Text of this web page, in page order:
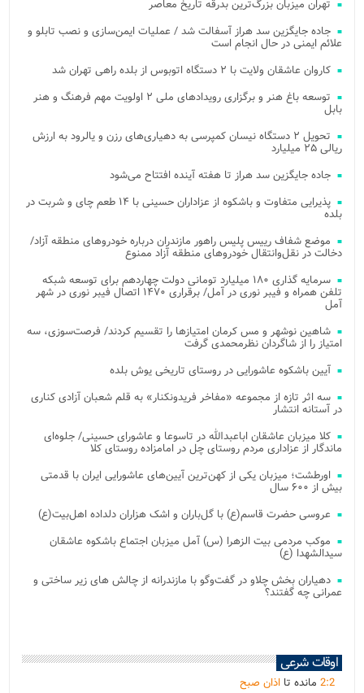
تهران میزبان بزرگ‌ترین بدرقه تاریخ معاصر
جاده جایگزین سد هراز آسفالت شد / عملیات ایمن‌سازی و نصب تابلو و
علائم ایمنی در حال انجام است
کاروان عاشقان ولایت با ۲ دستگاه اتوبوس از بلده راهی تهران شد
توسعه باغ هنر و برگزاری رویدادهای ملی ۲ اولویت مهم فرهنگ و هنر
بابل
تحویل ۲ دستگاه نیسان کمپرسی به دهیاری‌های رزن و یالرود به ارزش
ریالی ۲۵ میلیارد
جاده جایگزین سد هراز تا هفته آینده افتتاح می‌شود
پذیرایی متفاوت و باشکوه از عزاداران حسینی با ۱۴ طعم چای و شربت در
بلده
موضع شفاف رییس پلیس راهور مازندران درباره خودروهای منطقه آزاد/
دخالت در نقل‌وانتقال خودروهای منطقه آزاد ممنوع
سرمایه گذاری ۱۸۰ میلیارد تومانی دولت چهاردهم برای توسعه شبکه
تلفن همراه و فیبر نوری در آمل/ برقراری ۱۴۷۰ اتصال فیبر نوری در شهر
آمل
شاهین نوشهر و مس کرمان امتیازها را تقسیم کردند/ فرصت‌سوزی، سه
امتیاز را از شاگردان نظرمحمدی گرفت
آیین باشکوه عاشورایی در روستای تاریخی یوش بلده
سه اثر تازه از مجموعه «مفاخر فریدونکنار» به قلم شعبان آزادی کناری
در آستانه انتشار
کلا میزبان عاشقان اباعبدالله در تاسوعا و عاشورای حسینی/ جلوه‌ای
ماندگار از عزاداری مردم روستای چل در امامزاده روستای کلا
اورطشت؛ میزبان یکی از کهن‌ترین آیین‌های عاشورایی ایران با قدمتی
بیش از ۶۰۰ سال
عروسی حضرت قاسم(ع) با گل‌باران و اشک هزاران دلداده اهل‌بیت(ع)
موکب مردمی بیت‌ الزهرا (س) آمل میزبان اجتماع باشکوه عاشقان
سیدالشهدا (ع)
دهیاران بخش چلاو در گفت‌وگو با مازندرانه از چالش های زیر ساختی و
عمرانی چه گفتند؟
اوقات شرعی
2:2 مانده تااذان صبح